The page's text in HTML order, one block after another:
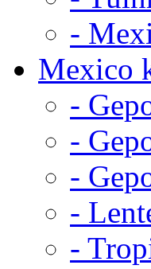
-
Mexico
-
-
-
-
-